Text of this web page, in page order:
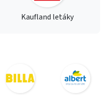
Kaufland letáky